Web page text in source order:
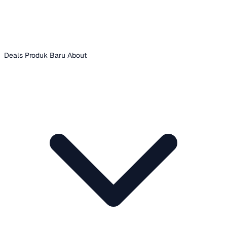
Deals Produk Baru About